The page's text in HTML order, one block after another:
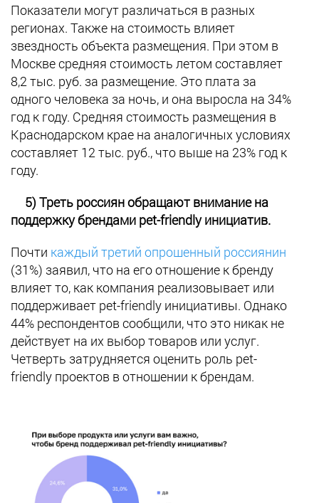
Показатели могут различаться в разных
регионах. Также на стоимость влияет
звездность объекта размещения. При этом в
Москве средняя стоимость летом составляет
8,2 тыс. руб. за размещение. Это плата за
одного человека за ночь, и она выросла на 34%
год к году. Средняя стоимость размещения в
Краснодарском крае на аналогичных условиях
составляет 12 тыс. руб., что выше на 23% год к
году.
5)Треть россиян обращают внимание на
поддержку брендами pet-friendly инициатив.
Почти каждый третий опрошенный россиянин
(31%) заявил, что на его отношение к бренду
влияет то, как компания реализовывает или
поддерживает pet-friendly инициативы. Однако
44% респондентов сообщили, что это никак не
действует на их выбор товаров или услуг.
Четверть затрудняется оценить роль pet-
friendly проектов в отношении к брендам.